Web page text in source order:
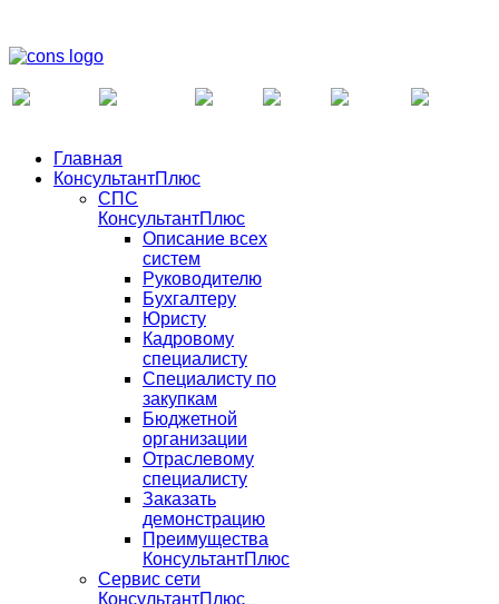
Главная
КонсультантПлюс
СПС
КонсультантПлюс
Описание всех
систем
Руководителю
Бухгалтеру
Юристу
Кадровому
специалисту
Специалисту по
закупкам
Бюджетной
организации
Отраслевому
специалисту
Заказать
демонстрацию
Преимущества
КонсультантПлюс
Сервис сети
КонсультантПлюс